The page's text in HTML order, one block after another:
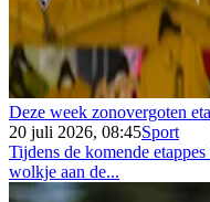
Deze week zonovergoten
20 juli 2026, 08:45Sport
Tijdens de komende
wolkje aan de...